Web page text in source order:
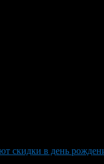
скидки в день